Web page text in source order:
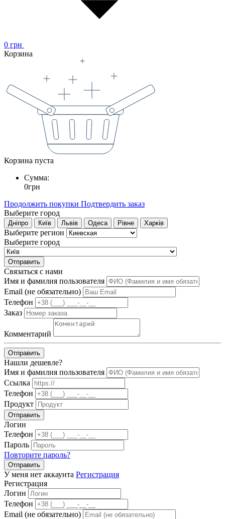
0 грн
Корзина
Корзина пуста
Сумма:
0грн
Продолжить покупки Подтвердить заказ
Выберите город
Дніпро Київ Львів Одеса Рівне Харків
Выберите регион
Выберите город
Отправить
Связаться с нами
Имя и фамилия пользователя
Email (не обязательно)
Телефон
Заказ
Комментарий
Отправить
Нашли дешевле?
Имя и фамилия пользователя
Ссылка
Телефон
Продукт
Отправить
Логин
Телефон
Пароль
Повторите пароль?
Отправить
У меня нет аккаунта Регистрация
Регистрация
Логин
Телефон
Email (не обязательно)